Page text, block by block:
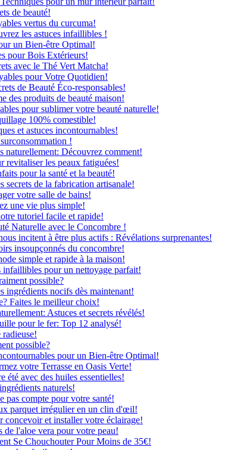
de beauté!
vertus du curcuma!
les astuces infaillibles !
un Bien-être Optimal!
pour Bois Extérieurs!
avec le Thé Vert Matcha!
pour Votre Quotidien!
de Beauté Éco-responsables!
des produits de beauté maison!
pour sublimer votre beauté naturelle!
100% comestible!
et astuces incontournables!
!
naturellement: Découvrez comment!
revitaliser les peaux fatiguées!
pour la santé et la beauté!
secrets de la fabrication artisanale!
votre salle de bains!
une vie plus simple!
tutoriel facile et rapide!
Naturelle avec le Concombre !
incitent à être plus actifs : Révélations surprenantes!
insoupçonnés du concombre!
simple et rapide à la maison!
infaillibles pour un nettoyage parfait!
possible?
ingrédients nocifs dès maintenant!
Faites le meilleur choix!
Astuces et secrets révélés!
pour le fer: Top 12 analysé!
possible?
pour un Bien-être Optimal!
votre Terrasse en Oasis Verte!
été avec des huiles essentielles!
naturels!
compte pour votre santé!
parquet irrégulier en un clin d'œil!
concevoir et installer votre éclairage!
de l'aloe vera pour votre peau!
Se Chouchouter Pour Moins de 35€!